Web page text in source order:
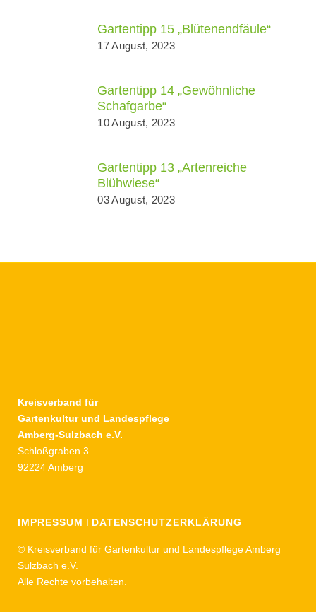
Gartentipp 15 „Blütenendfäule“
17 August, 2023
Gartentipp 14 „Gewöhnliche
Schafgarbe“
10 August, 2023
Gartentipp 13 „Artenreiche
Blühwiese“
03 August, 2023
Kreisverband für
Gartenkultur und Landespflege
Amberg-Sulzbach e.V.
Schloßgraben 3
92224 Amberg
IMPRESSUM I DATENSCHUTZERKLÄRUNG
© Kreisverband für Gartenkultur und Landespflege Amberg
Sulzbach e.V.
Alle Rechte vorbehalten.